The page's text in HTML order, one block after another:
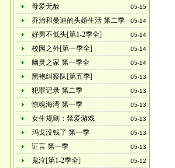
05-15
母爱无赦
05-14
乔治和曼迪的头婚生活 第二季
05-14
好男不低头[第1-2季全]
05-14
校园之外[第一季全]
05-14
幽灵之家 第一季全
05-13
黑袍纠察队[第五季]
05-13
犯罪记录 第二季
05-13
惊魂海湾 第一季
05-13
女生规则：禁爱游戏
05-13
玛戈没钱了 第一季
05-13
证言 第一季
05-12
鬼泣[第1-2季全]